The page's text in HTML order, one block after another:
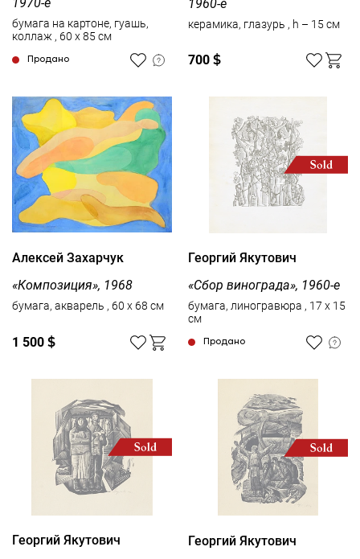
бумага на картоне, гуашь,
коллаж , 60 x 85 см
Продано
1960-е
керамика, глазурь , h – 15 см
700 $
Алексей Захарчук
«Композиция», 1968
бумага, акварель , 60 x 68 см
1 500 $
Георгий Якутович
«Сбор винограда», 1960-е
бумага, линогравюра , 17 x 15
см
Продано
Георгий Якутович
Георгий Якутович